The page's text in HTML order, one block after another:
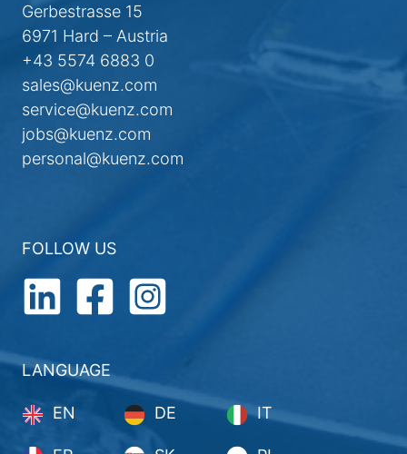
Gerbestrasse 15
6971 Hard – Austria
+43 5574 6883 0
sales@kuenz.com
service@kuenz.com
jobs@kuenz.com
personal@kuenz.com
FOLLOW US
LANGUAGE
EN DE IT